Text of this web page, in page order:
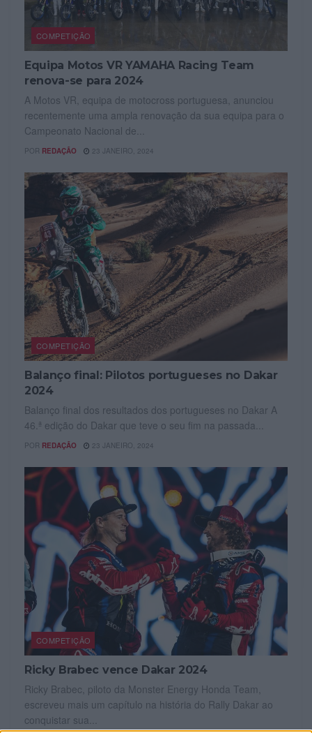
COMPETIÇÃO
Equipa Motos VR YAMAHA Racing Team
renova-se para 2024
A Motos VR, equipa de motocross portuguesa, anunciou
recentemente uma ampla renovação da sua equipa para o
Campeonato Nacional de...
POR REDAÇÃO 23 JANEIRO, 2024
COMPETIÇÃO
Balanço final: Pilotos portugueses no Dakar
2024
Balanço final dos resultados dos portugueses no Dakar A
46.ª edição do Dakar que teve o seu fim na passada...
POR REDAÇÃO 23 JANEIRO, 2024
COMPETIÇÃO
Ricky Brabec vence Dakar 2024
Ricky Brabec, piloto da Monster Energy Honda Team,
escreveu mais um capítulo na história do Rally Dakar ao
conquistar sua...